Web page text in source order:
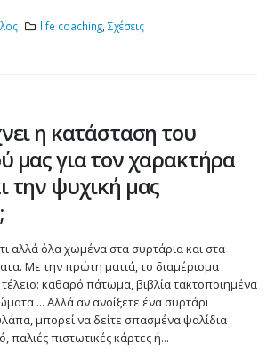
life coaching ,Σχέσεις
η κατάσταση του
μας για τον χαρακτήρα
την ψυχική μας
αλλά όλα χωμένα στα συρτάρια και στα
Με την πρώτη ματιά, το διαμέρισμα
καθαρό πάτωμα, βιβλία τακτοποιημένα
... Αλλά αν ανοίξετε ένα συρτάρι
μπορεί να δείτε σπασμένα ψαλίδια
παλιές πιστωτικές κάρτες ή...